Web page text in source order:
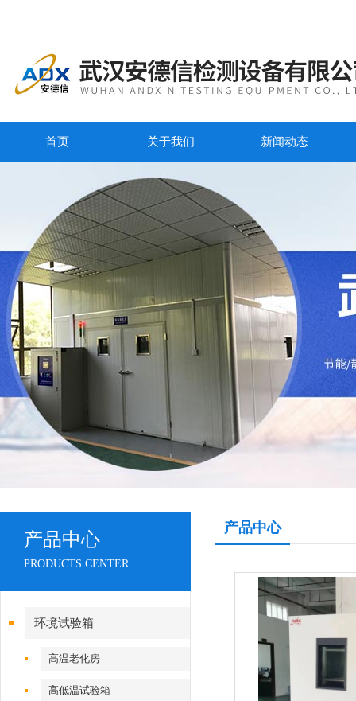
首页 关于我们 新闻动态
产品中心
PRODUCTS CENTER
环境试验箱
高温老化房
高低温试验箱
产品中心